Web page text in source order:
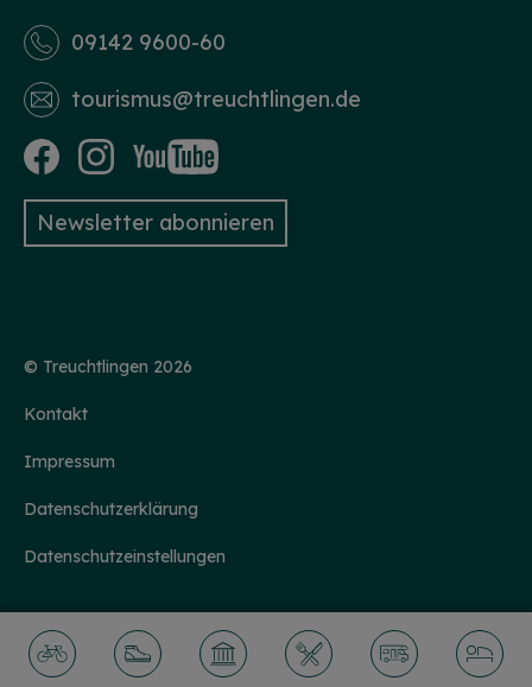
09142 9600-60
tourismus­@treuchtlingen.de
Newsletter abonnieren
© Treuchtlingen 2026
Kontakt
Impressum
Datenschutzerklärung
Datenschutzeinstellungen